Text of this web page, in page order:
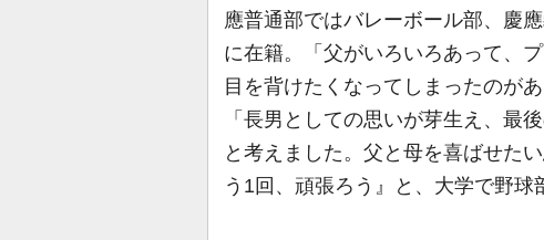
應普通部ではバレーボール部、慶
に在籍。「父がいろいろあって、
目を背けたくなってしまったのが
「長男としての思いが芽生え、最
と考えました。父と母を喜ばせた
う1回、頑張ろう』と、大学で野球